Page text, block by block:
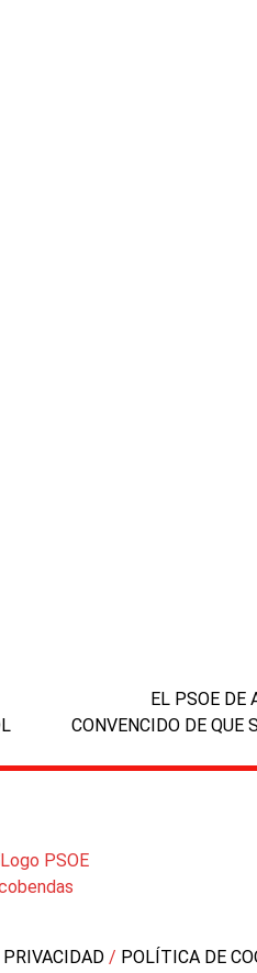
next
post:
EL PSOE DE
CONVENCIDO DE QUE
/ POLÍTICA DE